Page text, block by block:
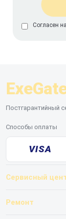
Согласен
Постгарантийный
Способы оплаты
VISA
Сервисный
О нашем сервисе
Ремонт